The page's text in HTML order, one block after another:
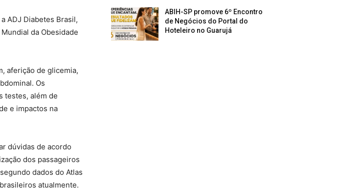
ADJ Diabetes Brasil,
da Obesidade
aferição de glicemia,
Os
testes, além de
e impactos na
dúvidas de acordo
dos passageiros
dados do Atlas
atualmente.
ABIH-SP promove 6º Encontro
de Negócios do Portal do
Hoteleiro no Guarujá